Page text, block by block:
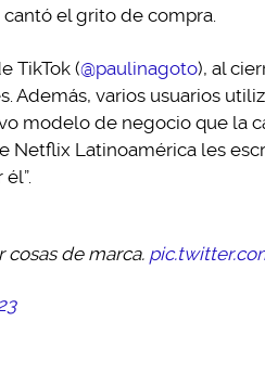
el grito de compra.
TikTok (@paulinagoto), al
Además, varios usuarios
modelo de negocio que la
Netflix Latinoamérica les
cosas de marca.